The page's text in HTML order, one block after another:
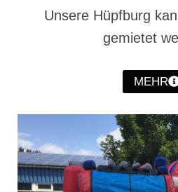
Christkindwiegen
Christkindwiegen
Christkindwiegen
Christkindwiegen
Christkindwiegen
Unsere Hüpfburg
gemietet
MEHR